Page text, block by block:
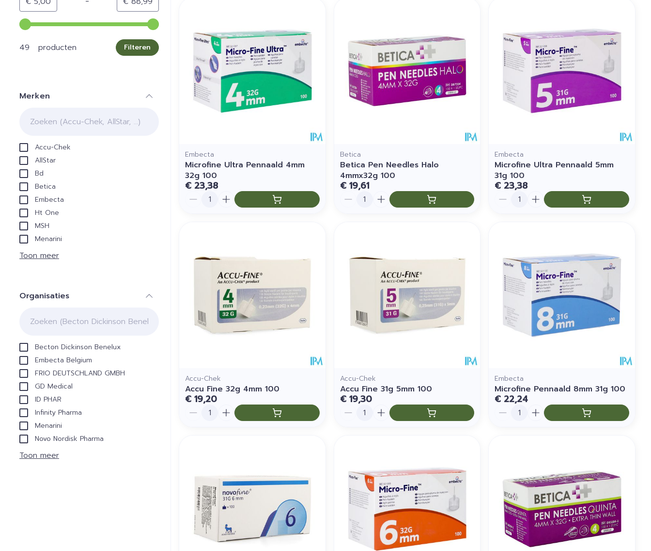
Gebruik de pijltjestoetsen links en rechts om de minimale en maximale prijswaarden aan te passen.
49 producten
Filteren
Merken
Accu-Chek
AllStar
Bd
Betica
Embecta
Ht One
MSH
Menarini
Toon meer
Organisaties
Becton Dickinson Benelux
Embecta Belgium
FRIO DEUTSCHLAND GMBH
GD Medical
ID PHAR
Infinity Pharma
Menarini
Novo Nordisk Pharma
Toon meer
Embecta
Microfine Ultra Pennaald 4mm
32g 100
€ 23,38
Aantal
Betica
Betica Pen Needles Halo
4mmx32g 100
€ 19,61
Aantal
Embecta
Microfine Ultra Pennaald 5mm
31g 100
€ 23,38
Aantal
Accu-Chek
Accu Fine 32g 4mm 100
€ 19,20
Aantal
Accu-Chek
Accu Fine 31g 5mm 100
€ 19,30
Aantal
Embecta
Microfine Pennaald 8mm 31g 100
€ 22,24
Aantal